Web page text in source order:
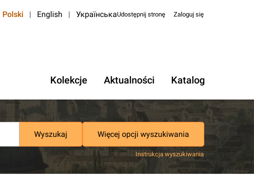
Polski | English | УкраїнськаUdostępnij stronę Zaloguj się
Kolekcje Aktualności Katalog
Wyszukaj Więcej opcji wyszukiwania
Instrukcja wyszukiwania